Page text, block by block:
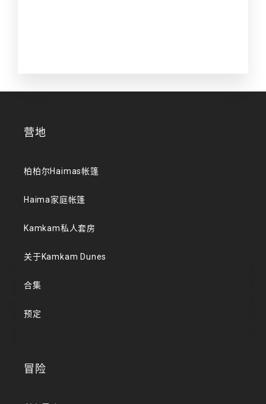
营地
柏柏尔Haimas帐篷
Haima家庭帐篷
Kamkam私人套房
关于Kamkam Dunes
合集
预定
冒险